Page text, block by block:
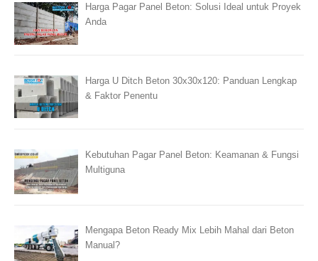
Harga Pagar Panel Beton: Solusi Ideal untuk Proyek
Anda
Harga U Ditch Beton 30x30x120: Panduan Lengkap
& Faktor Penentu
Kebutuhan Pagar Panel Beton: Keamanan & Fungsi
Multiguna
Mengapa Beton Ready Mix Lebih Mahal dari Beton
Manual?